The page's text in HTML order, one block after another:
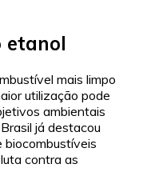
etanol
mais limpo
utilização pode
ambientais
já destacou
biocombustíveis
contra as